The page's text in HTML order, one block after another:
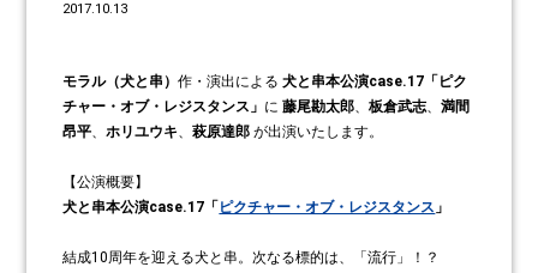
2017.10.13
モラル（犬と串）作・演出による犬と串本公演case.17「ピク
チャー・オブ・レジスタンス」 に藤尾勘太郎、板倉武志、満間
昂平、ホリユウキ、萩原達郎 が出演いたします。
【公演概要】
犬と串本公演case.17「 ピクチャー・オブ・レジスタンス 」
結成10周年を迎える犬と串。次なる標的は、「流行」！？